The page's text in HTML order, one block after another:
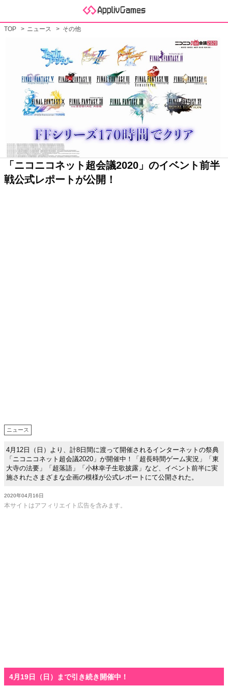
TOP ニュース その他
「ニコニコネット超会議2020」のイベント前半
戦公式レポートが公開！
ニュース
4月12日（日）より、計8日間に渡って開催されるインターネットの祭典
「ニコニコネット超会議2020」が開催中！「超長時間ゲーム実況」「東
大寺の法要」「超落語」「小林幸子生歌披露」など、イベント前半に実
施されたさまざまな企画の模様が公式レポートにて公開された。
2020年04月16日
本サイトはアフィリエイト広告を含みます。
4月19日（日）まで引き続き開催中！